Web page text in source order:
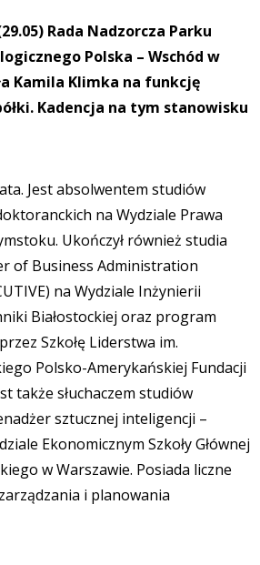
Rada Nadzorcza Parku
Polska – Wschód w
Kamila Klimka na funkcję
Kadencja na tym stanowisku
Jest absolwentem studiów
na Wydziale Prawa
Ukończył również studia
of Business Administration
na Wydziale Inżynierii
Białostockiej oraz program
Szkołę Liderstwa im.
Polsko-Amerykańskiej Fundacji
także słuchaczem studiów
sztucznej inteligencji –
Ekonomicznym Szkoły Głównej
w Warszawie. Posiada liczne
i planowania